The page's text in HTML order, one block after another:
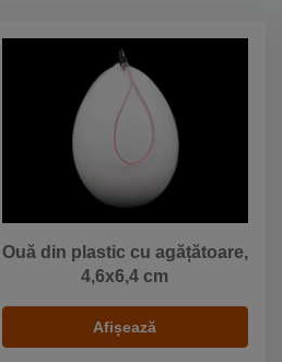
Ouă din plastic cu agățătoare,
4,6x6,4 cm
Afișează